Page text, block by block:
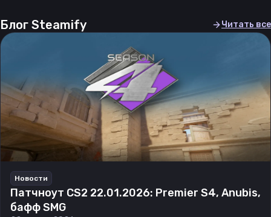
Блог Steamify Читать все
Новости
Патчноут CS2 22.01.2026: Premier S4, Anubis,
бафф SMG